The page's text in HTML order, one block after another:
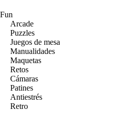
Fun
Arcade
Puzzles
Juegos de mesa
Manualidades
Maquetas
Retos
Cámaras
Patines
Antiestrés
Retro